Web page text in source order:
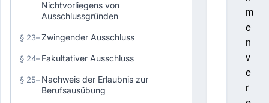
Nichtvorliegens von
Ausschlussgründen
§ 23–Zwingender Ausschluss
§ 24–Fakultativer Ausschluss
§ 25–Nachweis der Erlaubnis zur
Berufsausübung
m
e
n
v
e
r